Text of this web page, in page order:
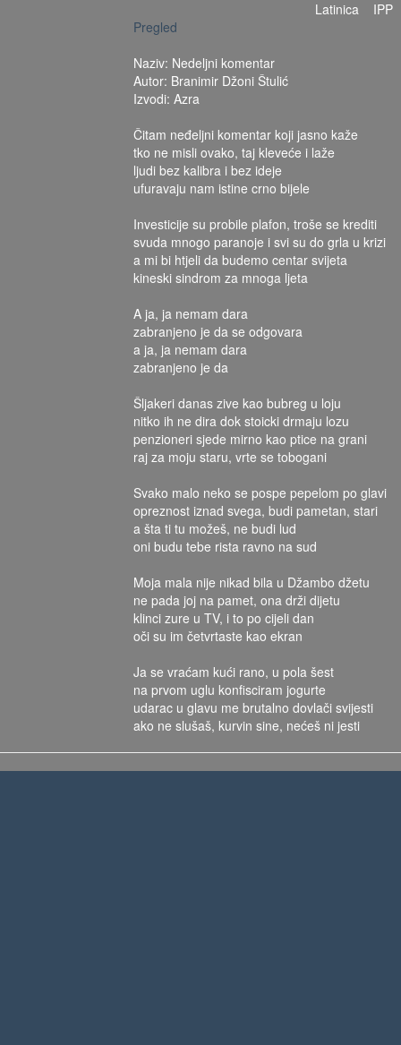
Latinica
IPP
Pregled
Naziv: Nedeljni komentar
Autor: Branimir Džoni Štulić
Izvodi: Azra
Čitam neđeljni komentar koji jasno kaže
tko ne misli ovako, taj kleveće i laže
ljudi bez kalibra i bez ideje
ufuravaju nam istine crno bijele
Investicije su probile plafon, troše se krediti
svuda mnogo paranoje i svi su do grla u krizi
a mi bi htjeli da budemo centar svijeta
kineski sindrom za mnoga ljeta
A ja, ja nemam dara
zabranjeno je da se odgovara
a ja, ja nemam dara
zabranjeno je da
Šljakeri danas zive kao bubreg u loju
nitko ih ne dira dok stoicki drmaju lozu
penzioneri sjede mirno kao ptice na grani
raj za moju staru, vrte se tobogani
Svako malo neko se pospe pepelom po glavi
opreznost iznad svega, budi pametan, stari
a šta ti tu možeš, ne budi lud
oni budu tebe rista ravno na sud
Moja mala nije nikad bila u Džambo džetu
ne pada joj na pamet, ona drži dijetu
klinci zure u TV, i to po cijeli dan
oči su im četvrtaste kao ekran
Ja se vraćam kući rano, u pola šest
na prvom uglu konfisciram jogurte
udarac u glavu me brutalno dovlači svijesti
ako ne slušaš, kurvin sine, nećeš ni jesti